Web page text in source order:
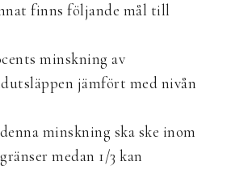
finns följande mål till
minskning av
jämfört med nivån
minskning ska ske inom
medan 1/3 kan